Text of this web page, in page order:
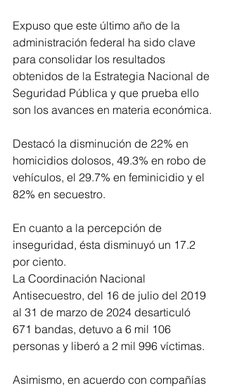
Expuso que este último año de la
administración federal ha sido clave
para consolidar los resultados
obtenidos de la Estrategia Nacional de
Seguridad Pública y que prueba ello
son los avances en materia económica.
Destacó la disminución de 22% en
homicidios dolosos, 49.3% en robo de
vehículos, el 29.7% en feminicidio y el
82% en secuestro.
En cuanto a la percepción de
inseguridad, ésta disminuyó un 17.2
por ciento.
La Coordinación Nacional
Antisecuestro, del 16 de julio del 2019
al 31 de marzo de 2024 desarticuló
671 bandas, detuvo a 6 mil 106
personas y liberó a 2 mil 996 víctimas.
Asimismo, en acuerdo con compañías